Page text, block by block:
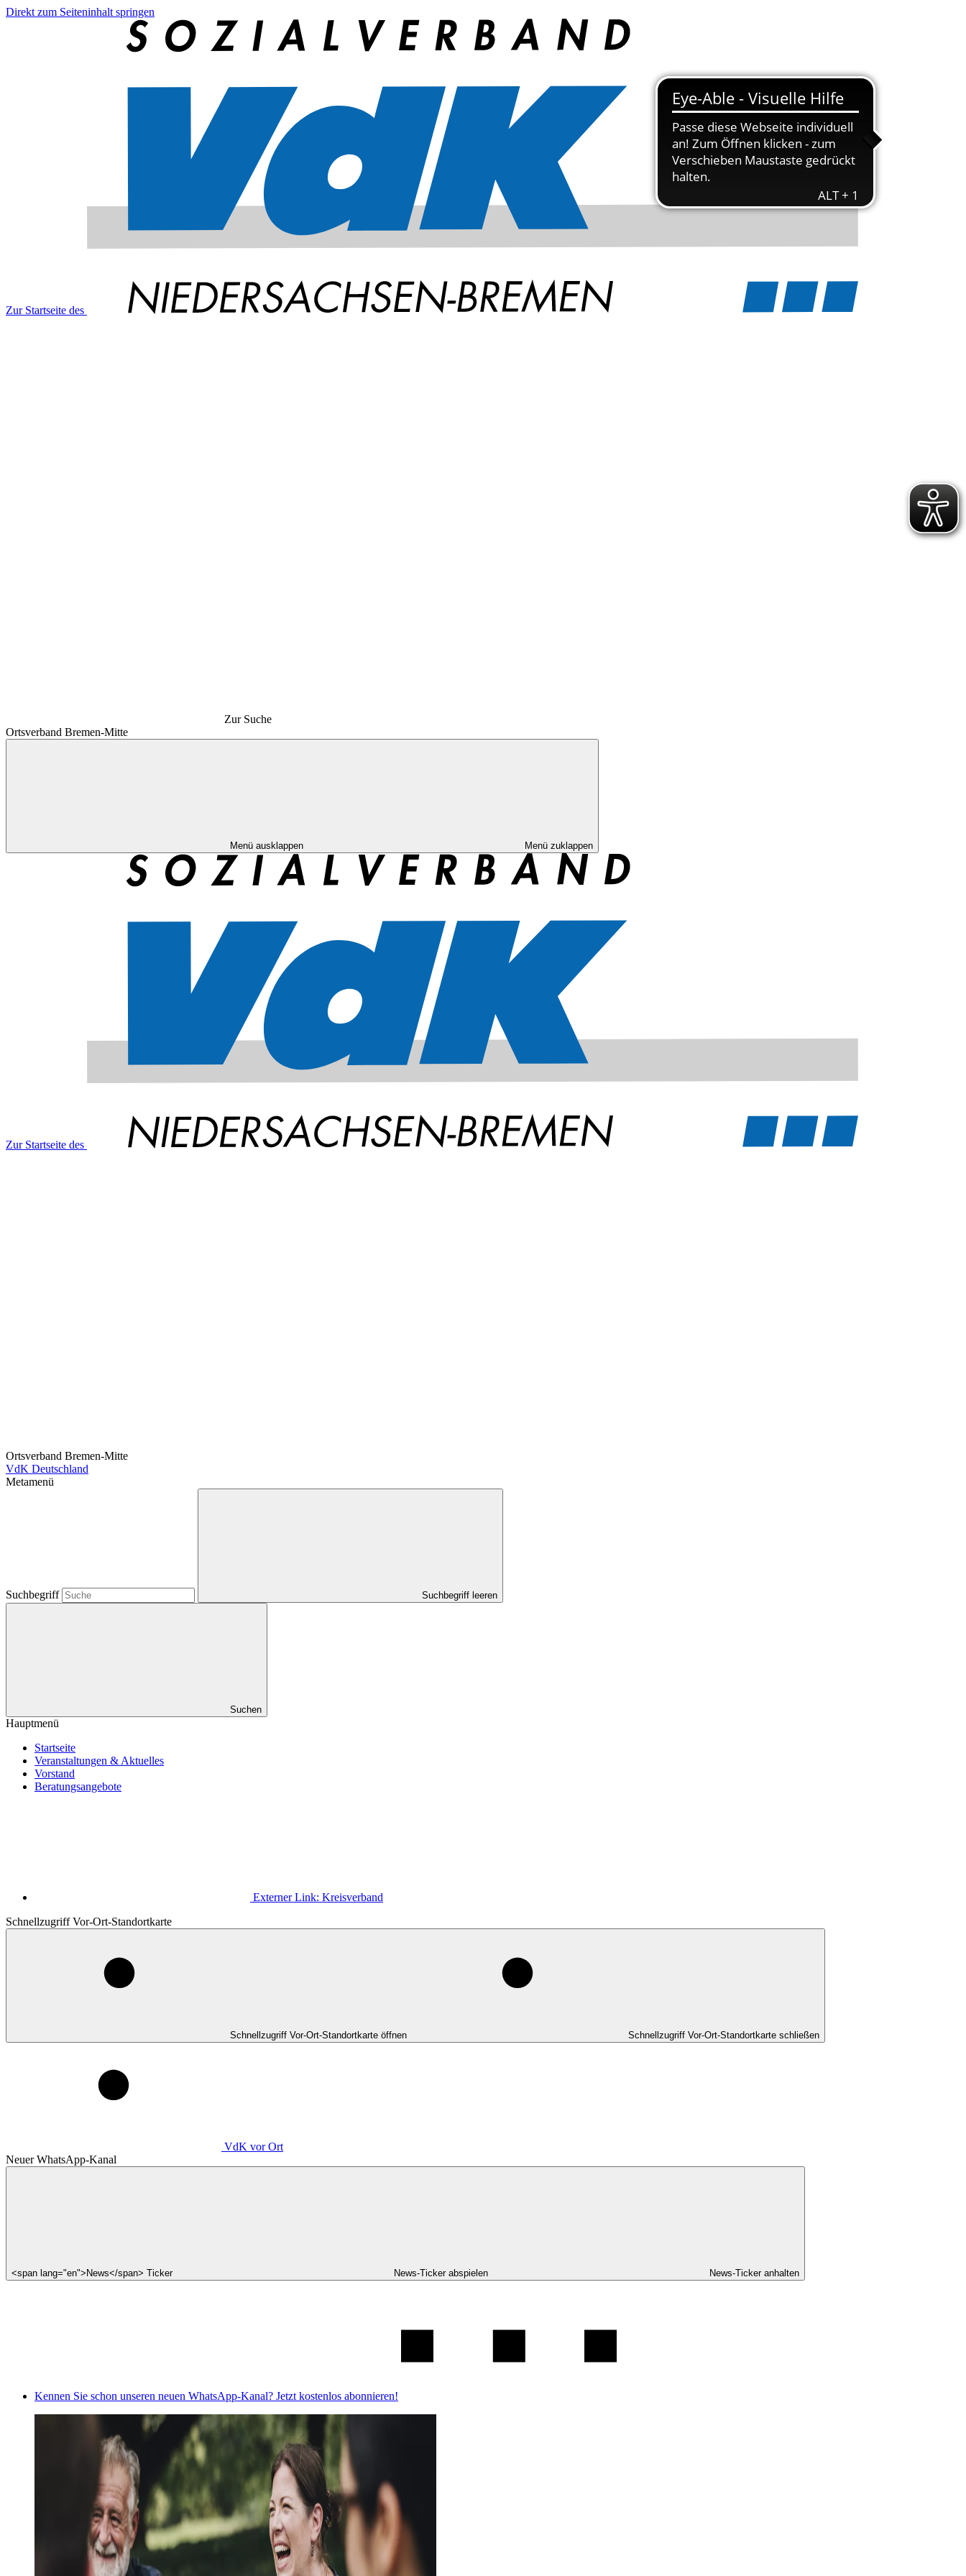
Direkt zum Seiteninhalt springen
Zur Startseite des
Zur Suche
Ortsverband Bremen-Mitte
Menü ausklappen Menü zuklappen
Zur Startseite des
Ortsverband Bremen-Mitte
VdK Deutschland
Metamenü
Suchbegriff Suchbegriff leeren
Suchen
Hauptmenü
Startseite
Veranstaltungen & Aktuelles
Vorstand
Beratungsangebote
Externer Link: Kreisverband
Schnellzugriff Vor-Ort-Standortkarte
Schnellzugriff Vor-Ort-Standortkarte öffnen Schnellzugriff Vor-Ort-Standortkarte schließen
VdK vor Ort
Neuer WhatsApp-Kanal
<span lang="en">News</span> Ticker News-Ticker abspielen News-Ticker anhalten
Kennen Sie schon unseren neuen WhatsApp-Kanal? Jetzt kostenlos abonnieren!